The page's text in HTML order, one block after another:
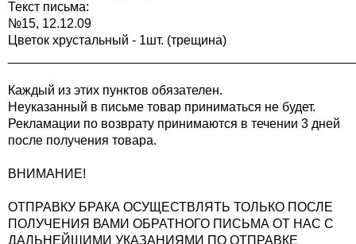
Текст письма:
№15, 12.12.09
Цветок хрустальный - 1шт. (трещина)
Каждый из этих пунктов обязателен.
Неуказанный в письме товар приниматься не будет.
Рекламации по возврату принимаются в течении 3 дней
после получения товара.
ВНИМАНИЕ!
ОТПРАВКУ БРАКА ОСУЩЕСТВЛЯТЬ ТОЛЬКО ПОСЛЕ
ПОЛУЧЕНИЯ ВАМИ ОБРАТНОГО ПИСЬМА ОТ НАС С
ДАЛЬНЕЙШИМИ УКАЗАНИЯМИ ПО ОТПРАВКЕ